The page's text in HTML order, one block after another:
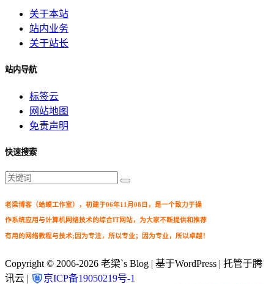
关于本站
站内业务
关于站长
站内导航
标签云
网站地图
免责声明
快速搜索
老梁博客（蛤蟆工作室），初建于06年11月08日，是一个致力于操
作系统应用与计算机网络技术的综合IT网站，为大家不断提供和推荐
有用的网络教程与技术;因为专注，所以专业；因为专业，所以卓越！
Copyright © 2006-2026 老梁`s Blog | 基于WordPress | 托管于腾
讯云 |
京ICP备19050219号-1